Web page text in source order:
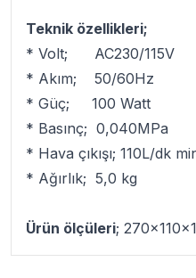
Teknik özellikleri;
* Volt; AC230/115V
* Akım; 50/60Hz
* Güç; 100 Watt
* Basınç; 0,040MPa
* Hava çıkışı; 110L/dk
* Ağırlık; 5,0 kg
Ürün ölçüleri;